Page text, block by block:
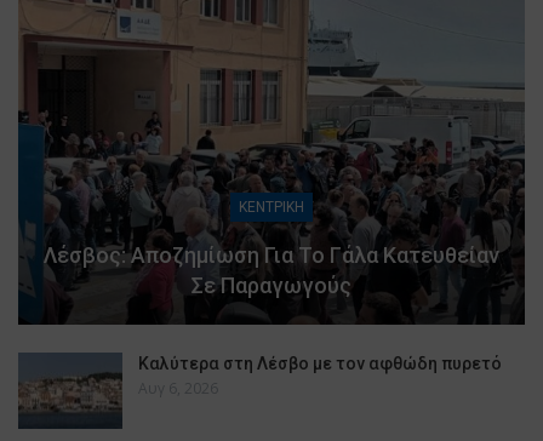
ΚΕΝΤΡΙΚΗ
Λέσβος: Αποζημίωση Για Το Γάλα Κατευθείαν
Σε Παραγωγούς
Καλύτερα στη Λέσβο με τον αφθώδη πυρετό
Αυγ 6, 2026